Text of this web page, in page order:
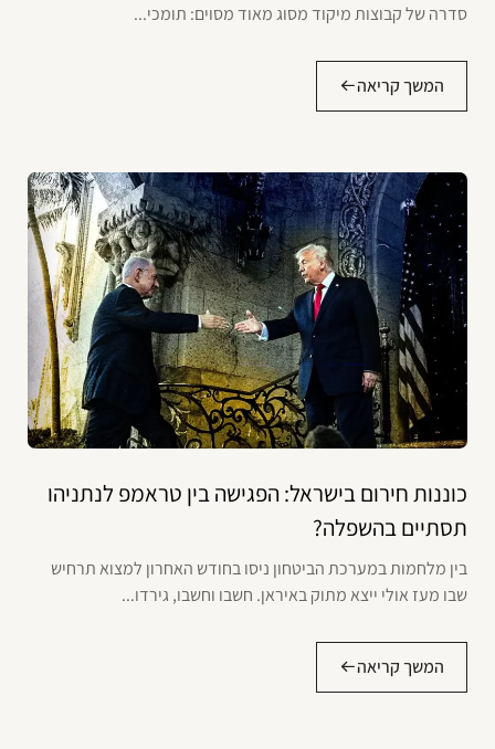
סדרה של קבוצות מיקוד מסוג מאוד מסוים: תומכי...
המשך קריאה
כוננות חירום בישראל: הפגישה בין טראמפ לנתניהו
תסתיים בהשפלה?
בין מלחמות במערכת הביטחון ניסו בחודש האחרון למצוא תרחיש
שבו מעז אולי ייצא מתוק באיראן. חשבו וחשבו, גירדו...
המשך קריאה